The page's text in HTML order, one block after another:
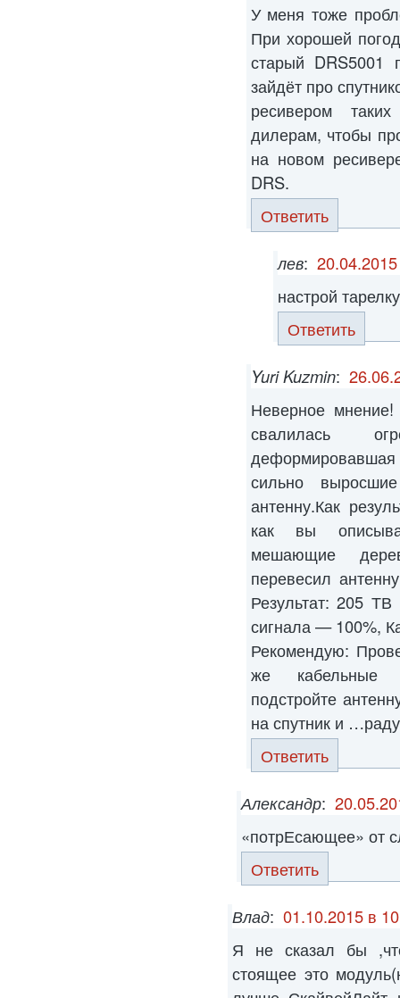
У меня тоже
При хорошей
старый DRS5001
зайдёт про
ресивером
дилерам, чтобы
на новом
DRS.
Ответить
лев:
настрой
Ответить
Yuri Kuzmin:
Неверное
свалилась
сильно
антенну.Как
как вы
мешающие
перевесил
Результат: 205
сигнала — 100%,
Рекомендую:
же кабельные
подстройте
на спутник и
Ответить
Александр:
«потрЕсающее» от
Ответить
Влад: 01.10.2015 в
Я не сказал бы
стоящее это